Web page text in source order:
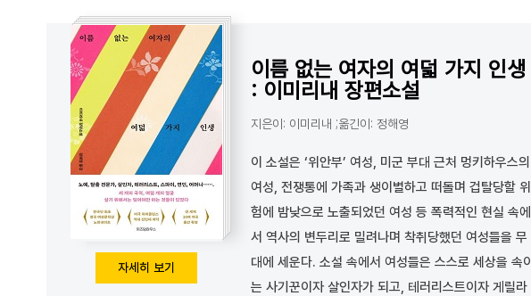
자세히 보기
이름 없는 여자의 여덟 가지 인생
: 이미리내 장편소설
지은이: 이미리내 ;옮긴이: 정해영
이 소설은 ‘위안부’ 여성, 미군 부대 근처 멍키하우스의
여성, 전쟁통에 가족과 생이별하고 떠돌며 겁탈당할 위
험에 밤낮으로 노출되었던 여성 등 폭력적인 현실 속에
서 역사의 변두리로 밀려나며 착취당했던 여성들을 무
대에 세운다. 소설 속에서 여성들은 스스로 세상을 속이
는 사기꾼이자 살인자가 되고, 테러리스트이자 게릴라